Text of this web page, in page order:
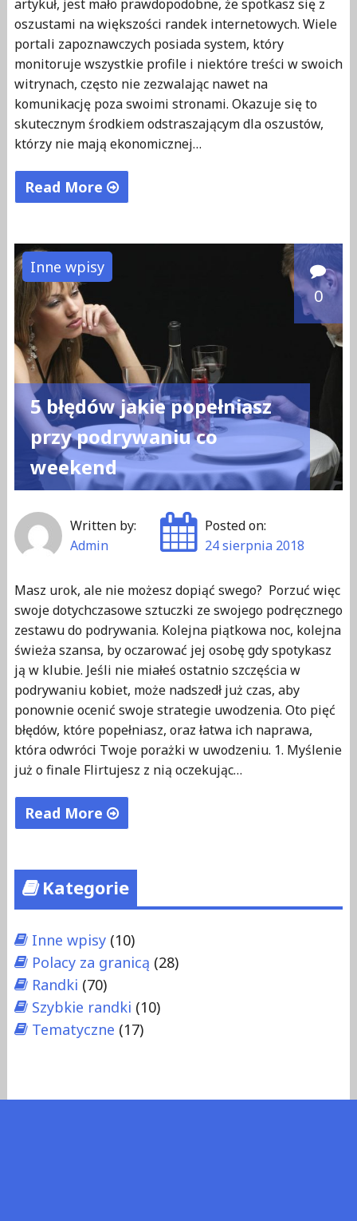
artykuł, jest mało prawdopodobne, że spotkasz się z
oszustami na większości randek internetowych. Wiele
portali zapoznawczych posiada system, który
monitoruje wszystkie profile i niektóre treści w swoich
witrynach, często nie zezwalając nawet na
komunikację poza swoimi stronami. Okazuje się to
skutecznym środkiem odstraszającym dla oszustów,
którzy nie mają ekonomicznej…
Read More
oszustw
związanych
randkami
online"
Inne wpisy
0
5 błędów jakie popełniasz
przy podrywaniu co
weekend
Written by:
Admin
Posted on:
24 sierpnia 2018
Masz urok, ale nie możesz dopiąć swego? Porzuć więc
swoje dotychczasowe sztuczki ze swojego podręcznego
zestawu do podrywania. Kolejna piątkowa noc, kolejna
świeża szansa, by oczarować jej osobę gdy spotykasz
ją w klubie. Jeśli nie miałeś ostatnio szczęścia w
podrywaniu kobiet, może nadszedł już czas, aby
ponownie ocenić swoje strategie uwodzenia. Oto pięć
błędów, które popełniasz, oraz łatwa ich naprawa,
która odwróci Twoje porażki w uwodzeniu. 1. Myślenie
już o finale Flirtujesz z nią oczekując…
Read More
jakie
popełniasz
przy
podrywaniu
co
weekend"
Kategorie
Inne wpisy(10)
Polacy za granicą (28)
Randki (70)
Szybkie randki (10)
Tematyczne (17)